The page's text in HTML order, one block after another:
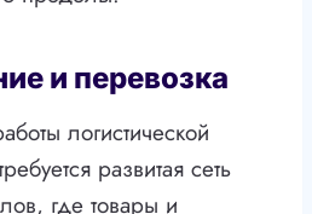
и перевозка
логистической
развитая сеть
где товары и